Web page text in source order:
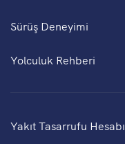
Sürüş Deneyimi
Yolculuk Rehberi
Yakıt Tasarrufu Hesabı